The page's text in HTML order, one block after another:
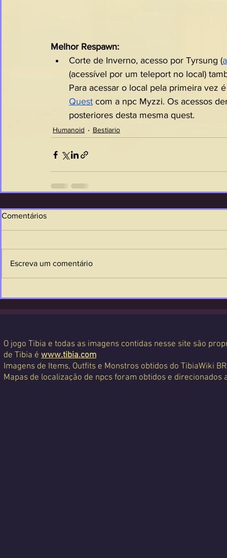
Melhor Respawn:
Corte de Inverno, acesso por Tyrsung (
(acessível por um teleport no local)
Para acessar o local pela primeira vez
Quest com a npc Myzzi. Os acessos
posteriores desta mesma quest.
Humanoid Bestiario
Comentários
Escreva um comentário
O jogo Tibia e todas as imagens contidas nesse site são
de Tibia é www.tibia.com
Imagens de Items, Outfits e Monstros obtidos do TibiaWiki
Mapas de localização de npcs foram obtidos e direcionados